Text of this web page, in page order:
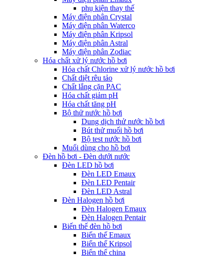
phụ kiện thay thế
Máy điện phân Crystal
Máy điện phân Waterco
Máy điện phân Kripsol
Máy điện phân Astral
Máy điện phân Zodiac
Hóa chất xử lý nước hồ bơi
Hóa chất Chlorine xử lý nước hồ bơi
Chất diệt rêu tảo
Chất lắng cặn PAC
Hóa chất giảm pH
Hóa chất tăng pH
Bộ thử nước hồ bơi
Dung dịch thử nước hồ bơi
Bút thử muối hồ bơi
Bộ test nước hồ bơi
Muối dùng cho hồ bơi
Đèn hồ bơi - Đèn dưới nước
Đèn LED hồ bơi
Đèn LED Emaux
Đèn LED Pentair
Đèn LED Astral
Đèn Halogen hồ bơi
Đèn Halogen Emaux
Đèn Halogen Pentair
Biến thế đèn hồ bơi
Biến thế Emaux
Biến thế Kripsol
Biến thế china